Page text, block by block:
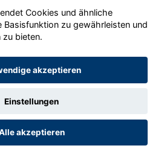
GmbH 2020 - 2026
Cookies und ähnliche
Basisfunktion zu gewährleisten und
zu bieten.
akzeptieren
Einstellungen
akzeptieren